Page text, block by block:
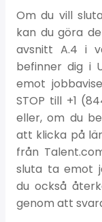
Om du vill
kan du göra
avsnitt A.4 i
befinner dig i
emot
STOP till +1
eller, om du
att klicka på
från
sluta ta emot
du också
genom att